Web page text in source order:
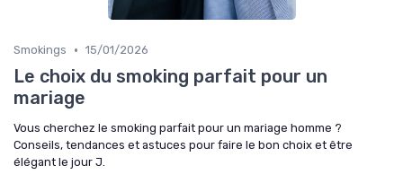
Smokings • 15/01/2026
Le choix du smoking parfait pour un
mariage
Vous cherchez le smoking parfait pour un mariage homme ?
Conseils, tendances et astuces pour faire le bon choix et être
élégant le jour J.